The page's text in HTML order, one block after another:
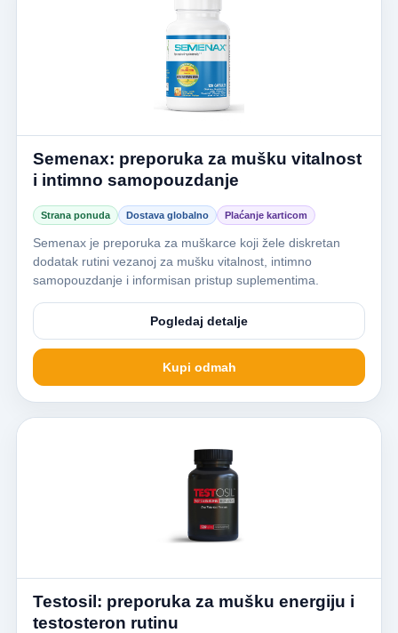
Semenax: preporuka za mušku vitalnost
i intimno samopouzdanje
Strana ponuda Dostava globalno Plaćanje karticom
Semenax je preporuka za muškarce koji žele diskretan
dodatak rutini vezanoj za mušku vitalnost, intimno
samopouzdanje i informisan pristup suplementima.
Pogledaj detalje
Kupi odmah
Testosil: preporuka za mušku energiju i
testosteron rutinu